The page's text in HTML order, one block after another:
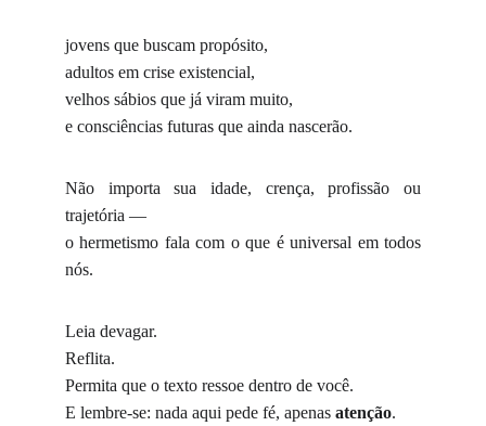
jovens que buscam propósito,
adultos em crise existencial,
velhos sábios que já viram muito,
e consciências futuras que ainda nascerão.
Não importa sua idade, crença, profissão ou
trajetória —
o hermetismo fala com o que é universal em todos
nós.
Leia devagar.
Reflita.
Permita que o texto ressoe dentro de você.
E lembre-se: nada aqui pede fé, apenas atenção.